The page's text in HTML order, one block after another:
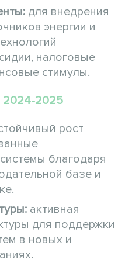
для внедрения
энергии и
налоговые
стимулы.
2024-2025
рост
благодаря
базе и
активная
для поддержки
в новых и